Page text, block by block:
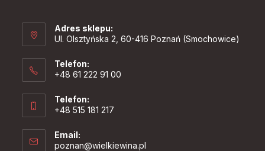
Adres sklepu:
Ul. Olsztyńska 2, 60-416 Poznań (Smochowice)
Telefon:
+48 61 222 91 00
Telefon:
+48 515 181 217
Email:
poznan@wielkiewina.pl